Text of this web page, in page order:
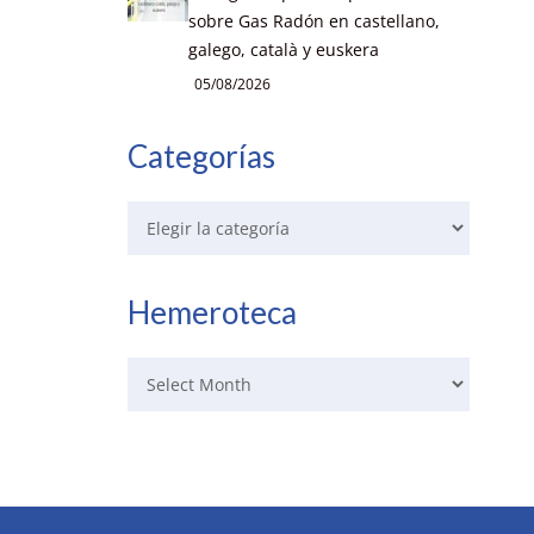
sobre Gas Radón en castellano,
galego, català y euskera
05/08/2026
Categorías
Hemeroteca